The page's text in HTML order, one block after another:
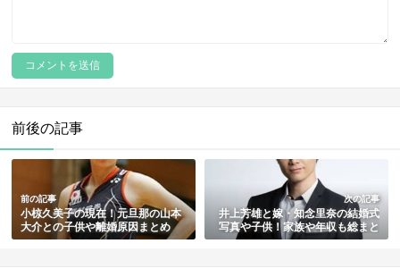
前後の記事
前の記事
小椋久美子の現在！元旦那の山本
大介との子供や離婚原因まとめ
次の記事
井上芳雄と嫁・知念里奈の結婚式
写真や子供！家族や年収も総まと
め